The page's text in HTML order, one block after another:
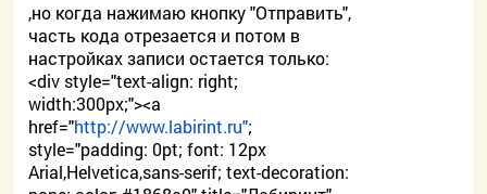
,но когда нажимаю кнопку "Отправить",
часть кода отрезается и потом в
настройках записи остается только:
<div style="text-align: right;
width:300px;"><a
href="http://www.labirint.ru";
style="padding: 0pt; font: 12px
Arial,Helvetica,sans-serif; text-decoration: